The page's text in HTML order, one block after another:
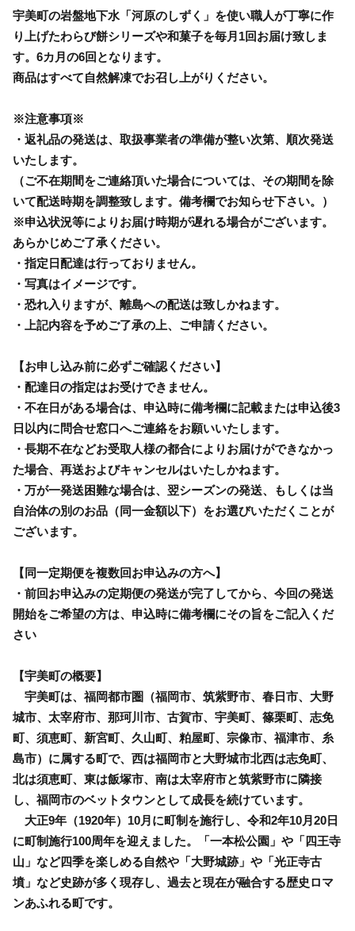
宇美町の岩盤地下水「河原のしずく」を使い職人が丁寧に作
り上げたわらび餅シリーズや和菓子を毎月1回お届け致しま
す。6カ月の6回となります。
商品はすべて自然解凍でお召し上がりください。
※注意事項※
・返礼品の発送は、取扱事業者の準備が整い次第、順次発送
いたします。
（ご不在期間をご連絡頂いた場合については、その期間を除
いて配送時期を調整致します。備考欄でお知らせ下さい。）
※申込状況等によりお届け時期が遅れる場合がございます。
あらかじめご了承ください。
・指定日配達は行っておりません。
・写真はイメージです。
・恐れ入りますが、離島への配送は致しかねます。
・上記内容を予めご了承の上、ご申請ください。
【お申し込み前に必ずご確認ください】
・配達日の指定はお受けできません。
・不在日がある場合は、申込時に備考欄に記載または申込後3
日以内に問合せ窓口へご連絡をお願いいたします。
・長期不在などお受取人様の都合によりお届けができなかっ
た場合、再送およびキャンセルはいたしかねます。
・万が一発送困難な場合は、翌シーズンの発送、もしくは当
自治体の別のお品（同一金額以下）をお選びいただくことが
ございます。
【同一定期便を複数回お申込みの方へ】
・前回お申込みの定期便の発送が完了してから、今回の発送
開始をご希望の方は、申込時に備考欄にその旨をご記入くだ
さい
【宇美町の概要】
宇美町は、福岡都市圏（福岡市、筑紫野市、春日市、大野
城市、太宰府市、那珂川市、古賀市、宇美町、篠栗町、志免
町、須恵町、新宮町、久山町、粕屋町、宗像市、福津市、糸
島市）に属する町で、西は福岡市と大野城市北西は志免町、
北は須恵町、東は飯塚市、南は太宰府市と筑紫野市に隣接
し、福岡市のベットタウンとして成長を続けています。
大正9年（1920年）10月に町制を施行し、令和2年10月20日
に町制施行100周年を迎えました。「一本松公園」や「四王寺
山」など四季を楽しめる自然や「大野城跡」や「光正寺古
墳」など史跡が多く現存し、過去と現在が融合する歴史ロマ
ンあふれる町です。